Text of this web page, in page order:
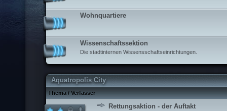
Wohnquartiere
Wissenschaftssektion
Die stadtinternen Wissensschaftseinrichtungen.
Aquatropolis City
Thema/Verfasser
Rettungsaktion - der Auftakt